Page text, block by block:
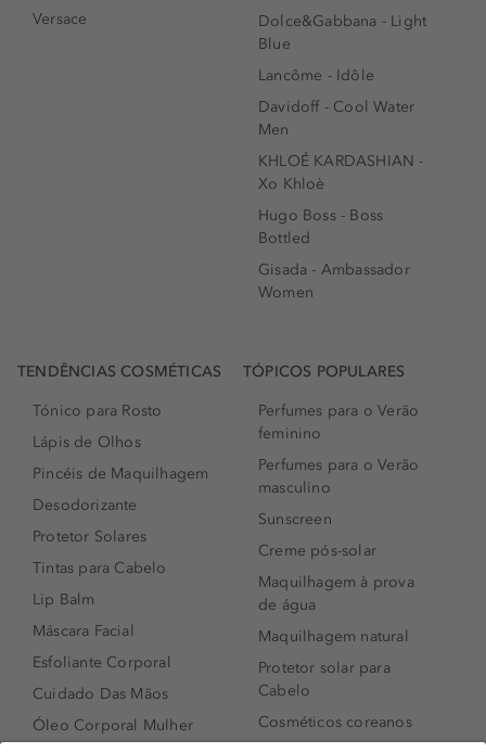
Versace
Dolce&Gabbana - Light
Blue
Lancôme - Idôle
Davidoff - Cool Water
Men
KHLOÉ KARDASHIAN -
Xo Khloè
Hugo Boss - Boss
Bottled
Gisada - Ambassador
Women
TENDÊNCIAS COSMÉTICAS
Tónico para Rosto
Lápis de Olhos
Pincéis de Maquilhagem
Desodorizante
Protetor Solares
Tintas para Cabelo
Lip Balm
Máscara Facial
Esfoliante Corporal
Cuidado Das Mãos
Óleo Corporal Mulher
TÓPICOS POPULARES
Perfumes para o Verão
feminino
Perfumes para o Verão
masculino
Sunscreen
Creme pós-solar
Maquilhagem à prova
de água
Maquilhagem natural
Protetor solar para
Cabelo
Cosméticos coreanos